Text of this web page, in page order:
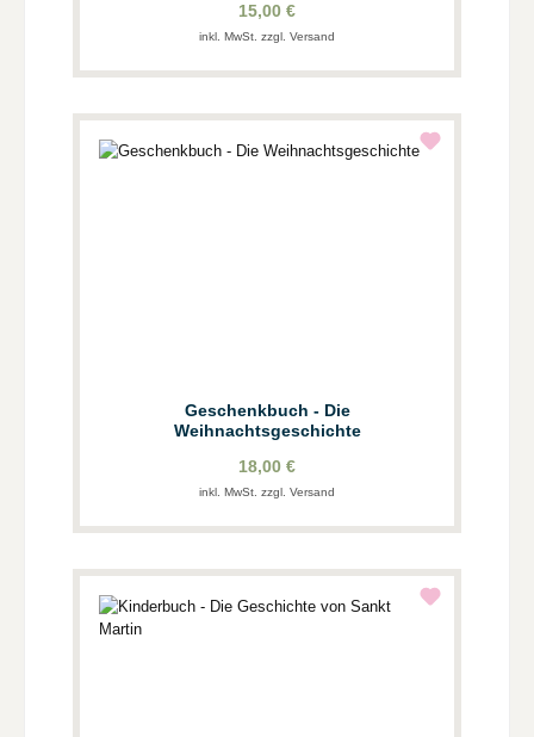
15,00 €
inkl. MwSt. zzgl. Versand
Geschenkbuch - Die
Weihnachtsgeschichte
18,00 €
inkl. MwSt. zzgl. Versand